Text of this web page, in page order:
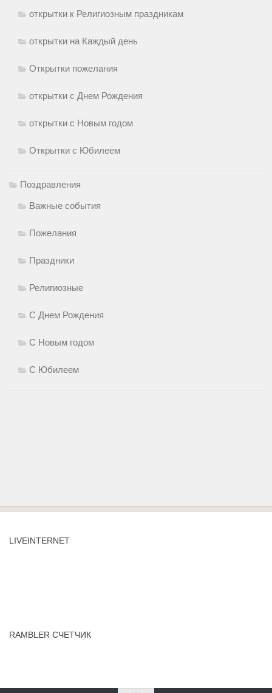
открытки к Религиозным праздникам
открытки на Каждый день
Открытки пожелания
открытки с Днем Рождения
открытки с Новым годом
Открытки с Юбилеем
Поздравления
Важные события
Пожелания
Праздники
Религиозные
С Днем Рождения
С Новым годом
С Юбилеем
LIVEINTERNET
RAMBLER СЧЕТЧИК